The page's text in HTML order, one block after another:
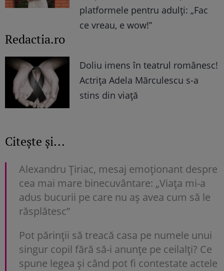
platformele pentru adulți: „Fac
ce vreau, e wow!”
Redactia.ro
Doliu imens în teatrul românesc!
Actrița Adela Mărculescu s-a
stins din viață
Citește și...
Alexandru Țiriac, mesaj emoționant despre
cea mai mare binecuvântare: „Viața mi-a
adus bucurii pe care nu aș avea cum să le
răsplătesc”
Pot părinții să treacă casa pe numele unui
singur copil fără să-i anunțe pe ceilalți? Ce
spune legea și când pot fi contestate actele